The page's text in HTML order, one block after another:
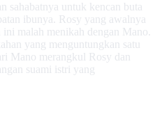
sahabatnya untuk kencan buta
ibunya. Rosy yang awalnya
malah menikah dengan Mano.
yang menguntungkan satu
Mano merangkul Rosy dan
suami istri yang